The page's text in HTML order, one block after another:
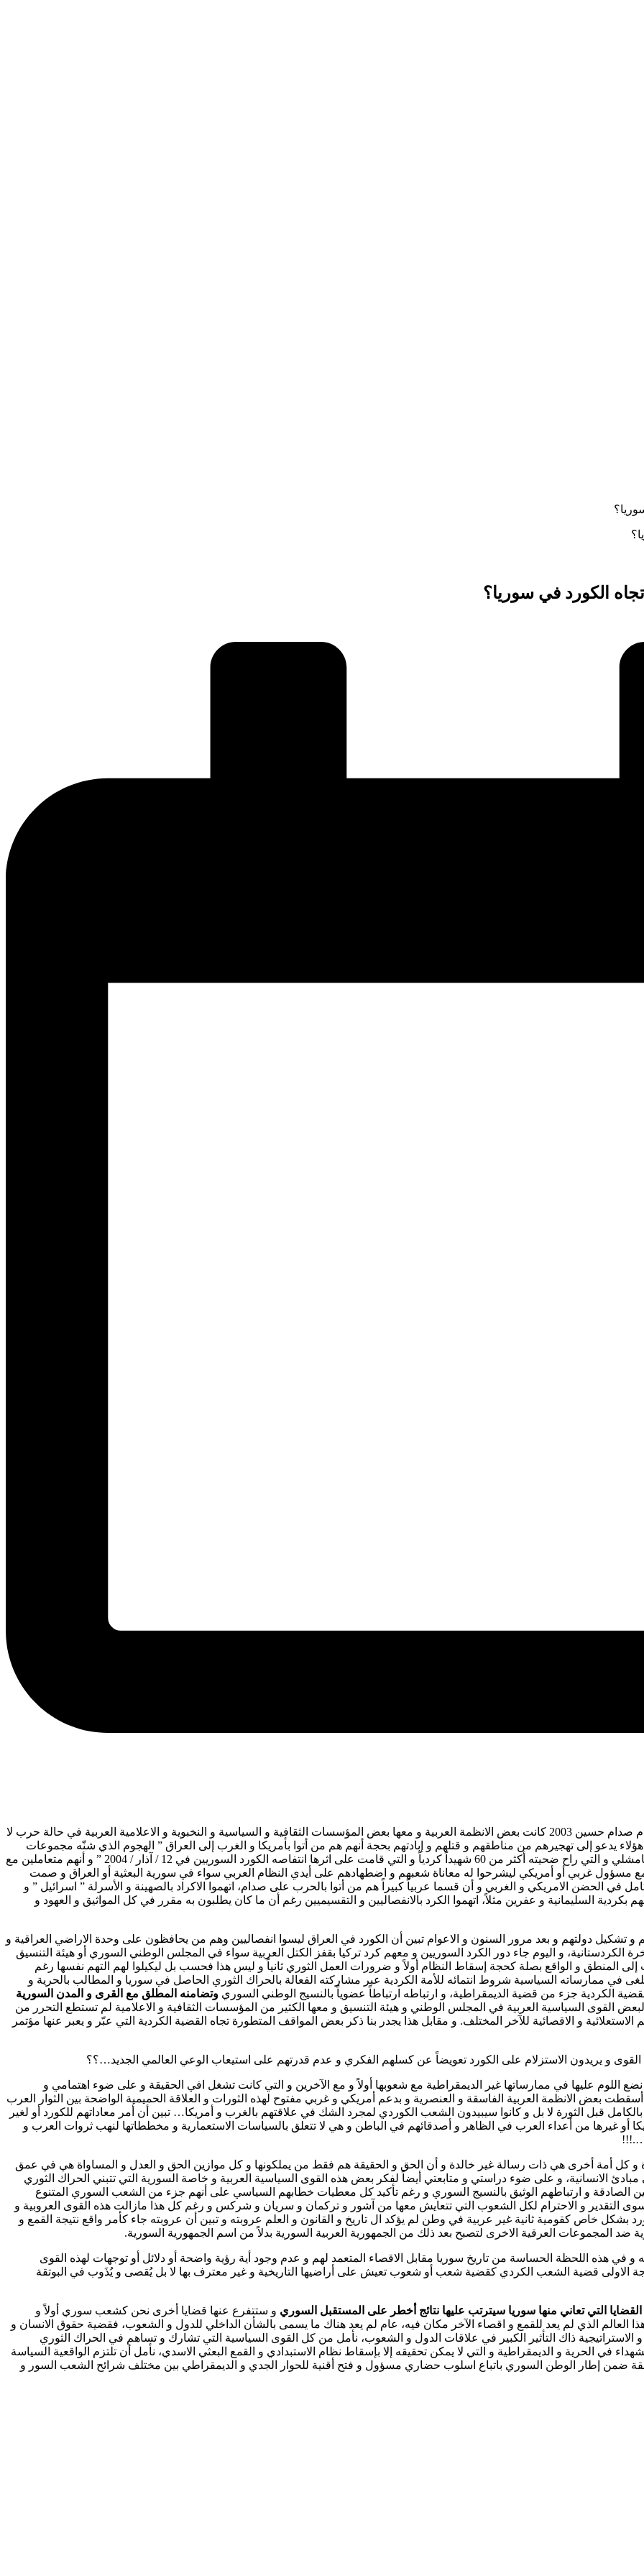
الكورد في سوريا؟
قبل عدة أعوام و خاصة قبل و بعد الحرب الامريكية و الغربية على نظام صدام حسين 2003 كانت بعض الانظمة العربية و معها بعض المؤسسات الثقافية و السياسية و النخبوية و الاعلامية العربية في حالة حرب لا
يدعو إلى تهجيرهم من مناطقهم و قتلهم و إبادتهم بحجة أنهم هم من أتوا بأمريكا و الغرب إلى العراق ” الهجوم الذي شنّه مجموعات
عربية بعثية و بالاتفاق مع النظام السوري على الشعب الكردي في القامشلي و التي راح ضحيته أكثر من 60 شهيداً كردياً و التي قامت على اثرها انتفاصه الكورد السوريين في 12 / آذار / 2004 ” و أنهم متعاملين مع
مع مسؤول غربي أو أمريكي ليشرحوا له معاناة شعبهم و اضطهادهم على أيدي النظام العربي سواء في سورية البعثية أو العراق و صمت
في الحضن الامريكي و الغربي و أن قسما عربياً كبيراً هم من أتوا بالحرب على صدام، اتهموا الاكراد بالصهينة و الأسرلة ” اسرائيل ” و
بكردية السليمانية و عفرين مثلاً، اتهموا الكرد بالانفصاليين و التقسيميين رغم أن ما كان يطلبون به مقرر في كل المواثيق و العهود و
و تشكيل دولتهم و بعد مرور السنون و الاعوام تبين أن الكورد في العراق ليسوا انفصاليين وهم من يحافظون على وحدة الاراضي العراقية و
الكردستانية، و اليوم جاء دور الكرد السوريين و معهم كرد تركيا بقفز الكتل العربية سواء في المجلس الوطني السوري أو هيئة التنسيق
المنطق و الواقع بصلة كحجة إسقاط النظام أولاً و ضرورات العمل الثوري ثانياً و ليس هذا فحسب بل ليكيلوا لهم التهم نفسها رغم
في ممارساته السياسية شروط انتمائه للأمة الكردية عبر مشاركته الفعالة بالحراك الثوري الحاصل في سوريا و المطالب بالحرية و
الكردية جزء من قضية الديمقراطية، و ارتباطه ارتباطاً عضوياً بالنسيج الوطني السوري وتضامنه المطلق مع القرى و المدن السورية
لبعض القوى السياسية العربية في المجلس الوطني و هيئة التنسيق و معها الكثير من المؤسسات الثقافية و الاعلامية لم تستطع التحرر من
و الاقصائية للآخر المختلف. و مقابل هذا يجدر بنا ذكر بعض المواقف المتطورة تجاه القضية الكردية التي عبّر و يعبر عنها مؤتمر
و يريدون الاستزلام على الكورد تعويضاً عن كسلهم الفكري و عدم قدرتهم على استيعاب الوعي العالمي الجديد…؟؟
نضع اللوم عليها في ممارساتها غير الديمقراطية مع شعوبها أولاً و مع الآخرين و التي كانت تشغل افي الحقيقة و على ضوء اهتمامي و
أسقطت بعض الانظمة العربية الفاسقة و العنصرية و بدعم أمريكي و غربي مفتوح لهذه الثورات و العلاقة الحميمية الواضحة بين الثوار العرب
بالكامل قبل الثورة لا بل و كانوا سيبيدون الشعب الكوردي لمجرد الشك في علاقتهم بالغرب و أمريكا… تبين أن أمر معاداتهم للكورد أو لغير
أو غيرها من أعداء العرب في الظاهر و أصدقائهم في الباطن و هي لا تتعلق بالسياسات الاستعمارية و مخططاتها لنهب ثروات العرب و
و كل أمة أخرى هي ذات رسالة غير خالدة و أن الحق و الحقيقة هم فقط من يملكونها و كل موازين الحق و العدل و المساواة هي في عمق
الانسانية، و على ضوء دراستي و متابعتي أيضاً لفكر بعض هذه القوى السياسية العربية و خاصة السورية التي تتبني الحراك الثوري
الصادقة و ارتباطهم الوثيق بالنسيج السوري و رغم تأكيد كل معطيات خطابهم السياسي على أنهم جزء من الشعب السوري المتنوع
سوى التقدير و الاحترام لكل الشعوب التي تتعايش معها من آشور و تركمان و سريان و شركس و رغم كل هذا مازالت هذه القوى العروبية و
بشكل خاص كقومية ثانية غير عربية في وطن لم يؤكد ال تاريخ و القانون و العلم عروبته و تبين أن عروبته جاء كأمر واقع نتيجة القمع و
ضد المجموعات العرقية الاخرى لتصبح بعد ذلك من الجمهورية العربية السورية بدلاً من اسم الجمهورية السورية.
و في هذه اللحظة الحساسة من تاريخ سوريا مقابل الاقصاء المتعمد لهم و عدم وجود أية رؤية واضحة أو دلائل أو توجهات لهذه القوى
الاولى قضية الشعب الكردي كقضية شعب أو شعوب تعيش على أراضيها التاريخية و غير معترف بها لا بل يُقصى و يُذَوب في البوتقة
القضايا التي تعاني منها سوريا سيترتب عليها نتائج أخطر على المستقبل السوري و ستتفرع عنها قضايا أخرى نحن كشعب سوري أولاً و
هذا العالم الذي لم يعد للقمع و اقصاء الآخر مكان فيه، عام لم يعد هناك ما يسمى بالشأن الداخلي للدول و الشعوب، فقضية حقوق الانسان و
و الاستراتيجية ذاك التأثير الكبير في علاقات الدول و الشعوب، نأمل من كل القوى السياسية التي تشارك و تساهم في الحراك الثوري
في الحرية و الديمقراطية و التي لا يمكن تحقيقه إلا بإسقاط نظام الاستبدادي و القمع البعثي الاسدي، نأمل أن تلتزم الواقعية السياسة
ضمن إطار الوطن السوري باتباع اسلوب حضاري مسؤول و فتح أقنية للحوار الجدي و الديمقراطي بين مختلف شرائح الشعب السور و